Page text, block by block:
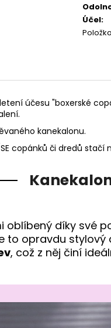
Účel:
účesu "boxerské
kanekalonu.
copánků či dredů stačí
oblíbený díky své
to opravdu stylový
, což z něj činí